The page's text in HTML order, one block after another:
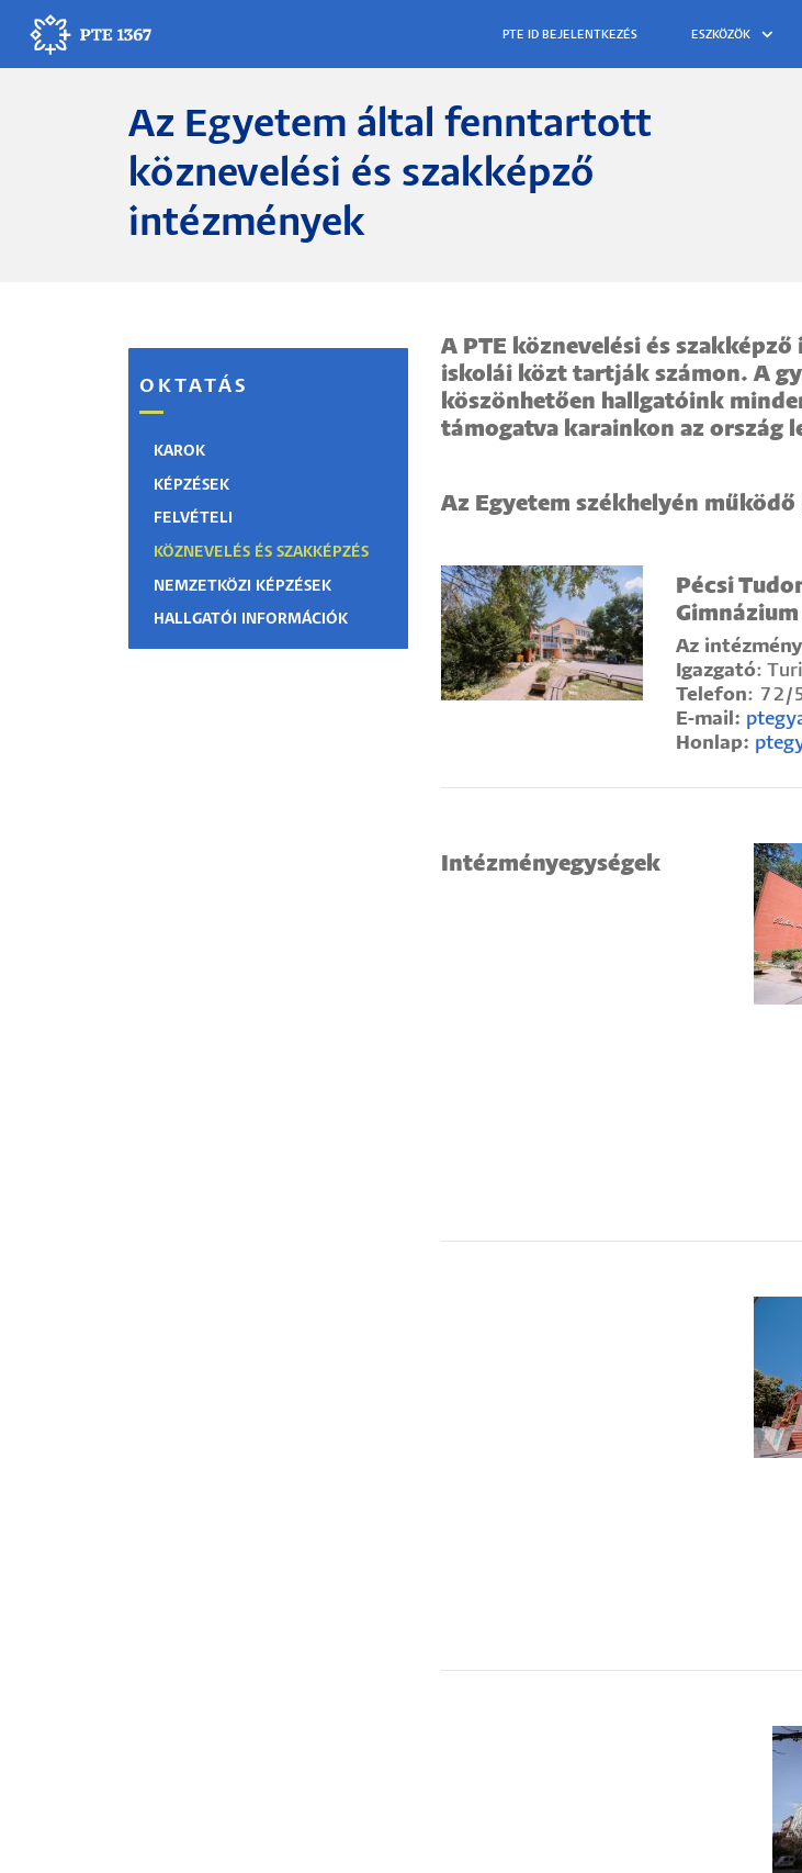
tartalomra
ESZKÖZÖK
Egyetemünk
Oktatás
Kutatás
Egyetemi élet
Adminisztráció
Munkatársak
Hallgatók
Felvételizők
Az Egyetem által fenntartott
köznevelési és szakképző
intézmények
OKTATÁS
KAROK
KÉPZÉSEK
FELVÉTELI
KÖZNEVELÉS ÉS SZAKKÉPZÉS
NEMZETKÖZI KÉPZÉSEK
HALLGATÓI INFORMÁCIÓK
A PTE köznevelési és
iskolái közt tartják számon. A
köszönhetően hallgatóink
támogatva karainkon az ország
Az Egyetem székhelyén
Pécsi
Az
Igazgató:
Telefon: 72/
E-mail:
Honlap:
Intézményegységek